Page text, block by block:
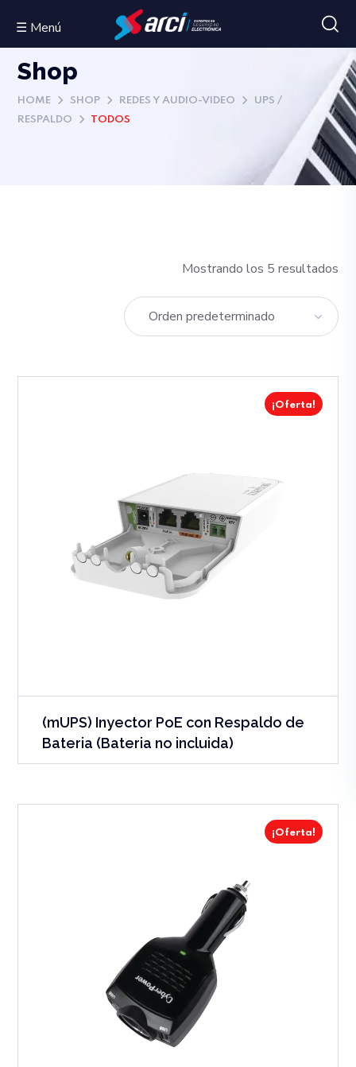
☰ Menú
Shop
HOME SHOP REDES Y AUDIO-VIDEO
UPS /
RESPALDO
TODOS
Mostrando los 5 resultados
¡Oferta!
(mUPS) Inyector PoE con Respaldo de
Bateria (Bateria no incluida)
¡Oferta!